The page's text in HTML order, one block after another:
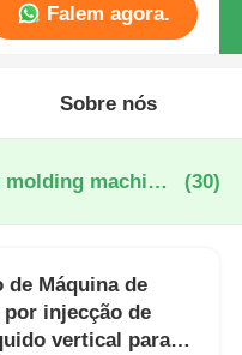
Falem agora.
Sobre nós
servo thin wall injection molding machine fabricação online (30)
de Máquina de
por injecção de
vertical para